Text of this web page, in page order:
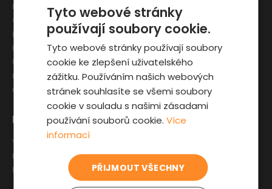
Pro zákazníky
Výběr auta
Fyzická kontrola auta
Prověrka historie
Zajímavosti
Kupní smlouva na auto
Jak registrovat auto
Sleva pro IZS
Liberec
Olomouc
Pardubice
Karlovy Vary
Ústí nad Labem
Hradec Králové
České Budějovice
Tyto webové stránky
používají soubory cookie.
Tyto webové stránky používají soubory
cookie ke zlepšení uživatelského
zážitku. Používáním našich webových
stránek souhlasíte se všemi soubory
cookie v souladu s našimi zásadami
používání souborů cookie.Více
informací
PŘIJMOUT VŠECHNY